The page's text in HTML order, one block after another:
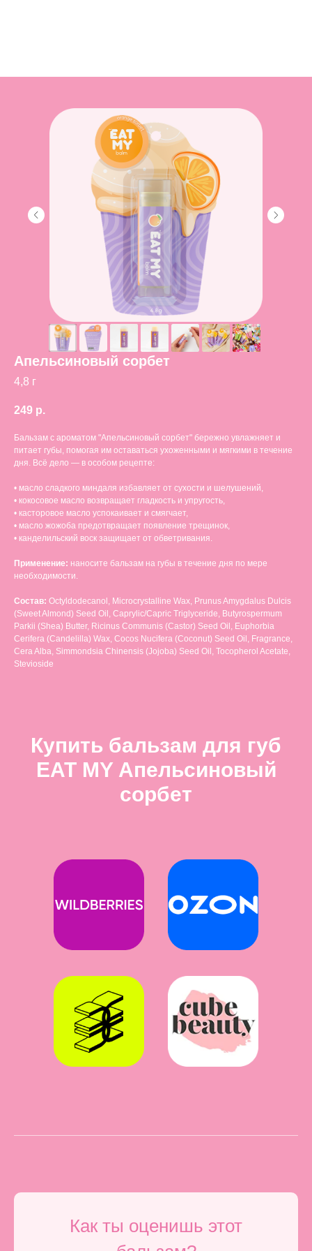
Апельсиновый сорбет
4,8 г
249 р.
Бальзам с ароматом "Апельсиновый сорбет" бережно увлажняет и
питает губы, помогая им оставаться ухоженными и мягкими в течение
дня. Всё дело — в особом рецепте:
• масло сладкого миндаля избавляет от сухости и шелушений,
• кокосовое масло возвращает гладкость и упругость,
• касторовое масло успокаивает и смягчает,
• масло жожоба предотвращает появление трещинок,
• канделильский воск защищает от обветривания.
Применение: наносите бальзам на губы в течение дня по мере
необходимости.
Состав: Octyldodecanol, Microcrystalline Wax, Prunus Amygdalus Dulcis
(Sweet Almond) Seed Oil, Caprylic/Capric Triglyceride, Butyrospermum
Parkii (Shea) Butter, Ricinus Communis (Castor) Seed Oil, Euphorbia
Cerifera (Candelilla) Wax, Cocos Nucifera (Coconut) Seed Oil, Fragrance,
Cera Alba, Simmondsia Chinensis (Jojoba) Seed Oil, Tocopherol Acetate,
Stevioside
Купить бальзам для губ
EAT MY Апельсиновый
сорбет
Как ты оценишь этот